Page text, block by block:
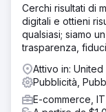
Cerchi risultati di
digitali e ottieni
qualsiasi; siamo
trasparenza,
Attivo in: United
Pubblicità,
E-commerce, IT